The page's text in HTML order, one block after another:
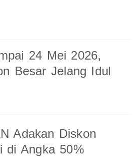
24 Mei 2026,
Besar Jelang Idul
Adakan Diskon
di Angka 50%